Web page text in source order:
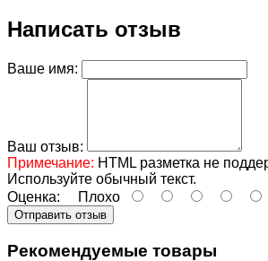
Написать отзыв
Ваше имя:
Ваш отзыв:
Примечание: HTML разметка не
Используйте обычный текст.
Оценка: Плохо
Отправить отзыв
Рекомендуемые товары